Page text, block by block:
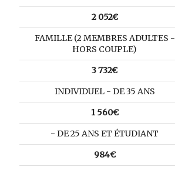
2 052€
FAMILLE (2 MEMBRES ADULTES -
HORS COUPLE)
3 732€
INDIVIDUEL - DE 35 ANS
1 560€
- DE 25 ANS ET ÉTUDIANT
984€